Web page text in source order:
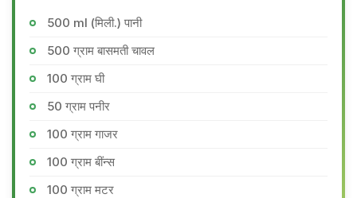
500 ml (मिली.) पानी
500 ग्राम बासमती चावल
100 ग्राम घी
50 ग्राम पनीर
100 ग्राम गाजर
100 ग्राम बींन्स
100 ग्राम मटर